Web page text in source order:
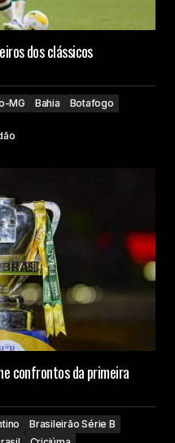
dos clássicos
MG Bahia
Botafogo
confrontos da primeira
Brasileirão Série B